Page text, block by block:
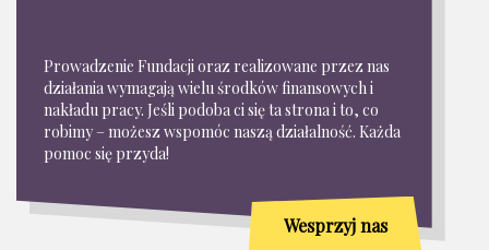
Prowadzenie Fundacji oraz realizowane przez nas
działania wymagają wielu środków finansowych i
nakładu pracy. Jeśli podoba ci się ta strona i to, co
robimy – możesz wspomóc naszą działalność. Każda
pomoc się przyda!
Wesprzyj nas